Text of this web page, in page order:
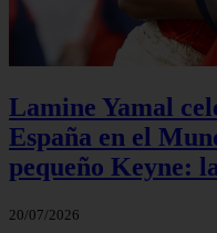
Lamine Yamal
España en el
pequeño Keyne:
20/07/2026